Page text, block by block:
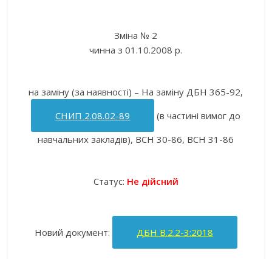
Зміна № 2
чинна з 01.10.2008 р.
на заміну (за наявності) – На заміну ДБН 365-92,
СНИП 2.08.02-89
(в частині вимог до
навчальних закладів), ВСН 30-86, ВСН 31-86
Статус: Не дійсний
Новий документ: ДБН В.2.2-3:2018